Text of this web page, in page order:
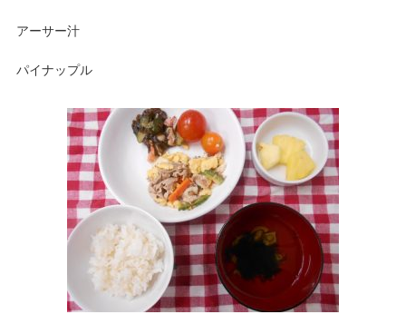
アーサー汁
パイナップル